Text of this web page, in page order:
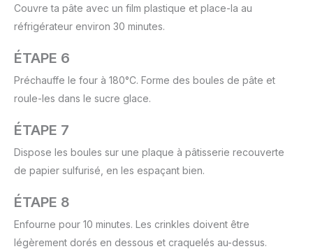
Couvre ta pâte avec un film plastique et place-la au
réfrigérateur environ 30 minutes.
ÉTAPE 6
Préchauffe le four à 180°C. Forme des boules de pâte et
roule-les dans le sucre glace.
ÉTAPE 7
Dispose les boules sur une plaque à pâtisserie recouverte
de papier sulfurisé, en les espaçant bien.
ÉTAPE 8
Enfourne pour 10 minutes. Les crinkles doivent être
légèrement dorés en dessous et craquelés au-dessus.